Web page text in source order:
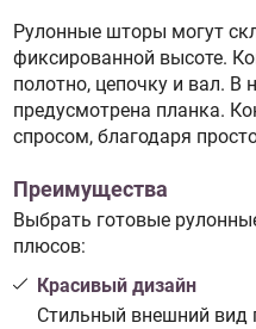
Рулонные шторы могут
фиксированной высоте.
полотно, цепочку и вал. В
предусмотрена планка.
спросом, благодаря
Преимущества
Выбрать готовые
плюсов:
Красивый дизайн
Стильный внешний вид